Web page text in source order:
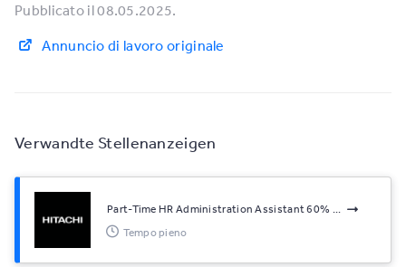
Verwandte Stellenanzeigen
Part-Time HR Administration Assistant 60% ...
Tempo pieno
Pubblicato il 08.05.2025.
Annuncio di lavoro originale